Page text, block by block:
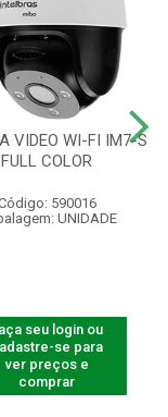
VIDEO WI-FI IM7-S
FULL COLOR
590016
UNIDADE
seu login ou
se para
ver preços e
comprar